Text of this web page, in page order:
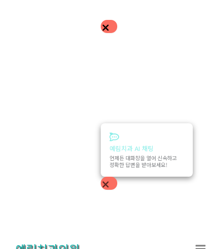
예림치과 AI 채팅
언제든 대화창을 열어 신속하고
정확한 답변을 받아보세요!